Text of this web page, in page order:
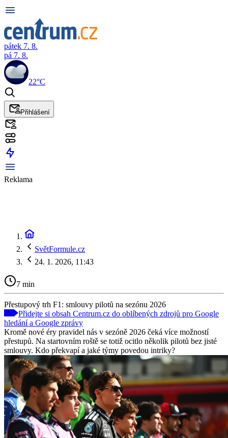
pátek 7. 8.
pá 7. 8.
22°C
Přihlášení
Reklama
SvětFormule.cz
24. 1. 2026, 11:43
7 min
Přestupový trh F1: smlouvy pilotů na sezónu 2026
Přidejte si obsah Centrum.cz do oblíbených zdrojů pro Google
hledání a Google zprávy
Kromě nové éry pravidel nás v sezóně 2026 čeká více možností
přestupů. Na startovním roště se totiž ocitlo několik pilotů bez jisté
smlouvy. Kdo překvapí a jaké týmy povedou intriky?